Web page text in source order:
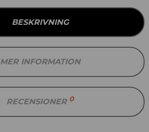
BESKRIVNING
MER INFORMATION
RECENSIONER 0